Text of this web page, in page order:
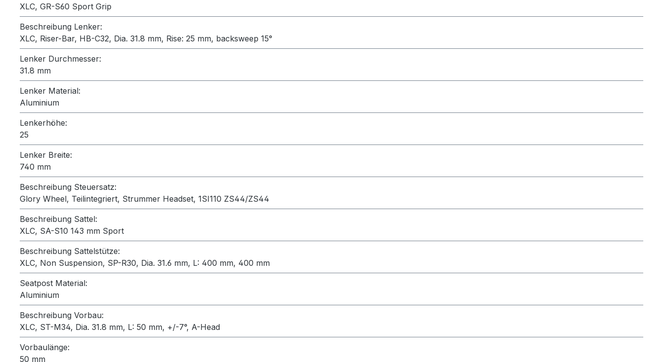
XLC, GR-S60 Sport Grip
Beschreibung Lenker:
XLC, Riser-Bar, HB-C32, Dia. 31.8 mm, Rise: 25 mm, backsweep 15°
Lenker Durchmesser:
31.8 mm
Lenker Material:
Aluminium
Lenkerhöhe:
25
Lenker Breite:
740 mm
Beschreibung Steuersatz:
Glory Wheel, Teilintegriert, Strummer Headset, 1SI110 ZS44/ZS44
Beschreibung Sattel:
XLC, SA-S10 143 mm Sport
Beschreibung Sattelstütze:
XLC, Non Suspension, SP-R30, Dia. 31.6 mm, L: 400 mm, 400 mm
Seatpost Material:
Aluminium
Beschreibung Vorbau:
XLC, ST-M34, Dia. 31.8 mm, L: 50 mm, +/-7°, A-Head
Vorbaulänge:
50 mm